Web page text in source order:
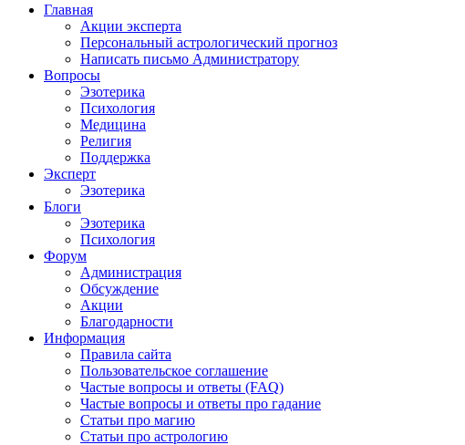
Главная
Акции эксперта
Персональный астрологический прогноз
Написать письмо Администратору
Вопросы
Эзотерика
Психология
Медицина
Религия
Поддержка
Эксперт
Эзотерика
Блоги
Эзотерика
Психология
Форум
Администрация
Обсуждение
Акции
Благодарности
Информация
Правила сайта
Пользовательское соглашение
Частые вопросы и ответы (FAQ)
Частые вопросы и ответы про гадание
Статьи про магию
Статьи про астрологию